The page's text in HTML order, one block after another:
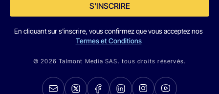
S'INSCRIRE
En cliquant sur s'inscrire, vous confirmez que vous acceptez nos
Termes et Conditions
© 2026 Talmont Media SAS. tous droits réservés.